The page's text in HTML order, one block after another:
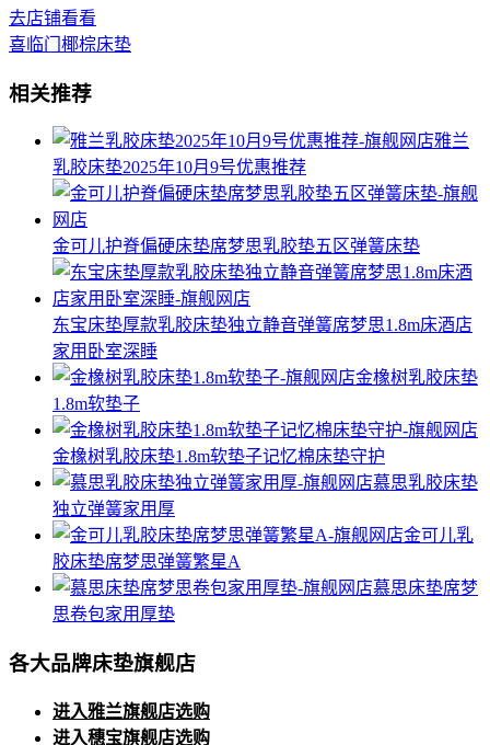
去店铺看看
喜临门椰棕床垫
相关推荐
雅兰
乳胶床垫2025年10月9号优惠推荐
金可儿护脊偏硬床垫席梦思乳胶垫五区弹簧床垫
东宝床垫厚款乳胶床垫独立静音弹簧席梦思1.8m床酒店
家用卧室深睡
金橡树乳胶床垫
1.8m软垫子
金橡树乳胶床垫1.8m软垫子记忆棉床垫守护
慕思乳胶床垫
独立弹簧家用厚
金可儿乳
胶床垫席梦思弹簧繁星A
慕思床垫席梦
思卷包家用厚垫
各大品牌床垫旗舰店
进入雅兰旗舰店选购
进入穗宝旗舰店选购